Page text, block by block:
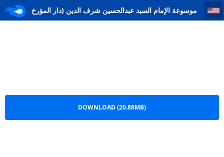
موسوعة الإمام السید عبدالحسین شرف الدین (دار المؤرخ
موسوعة الإمام السید عبدالحسین شرف الدین (دار المؤرخ العربي) 4
DOWNLOAD (20.88MB)